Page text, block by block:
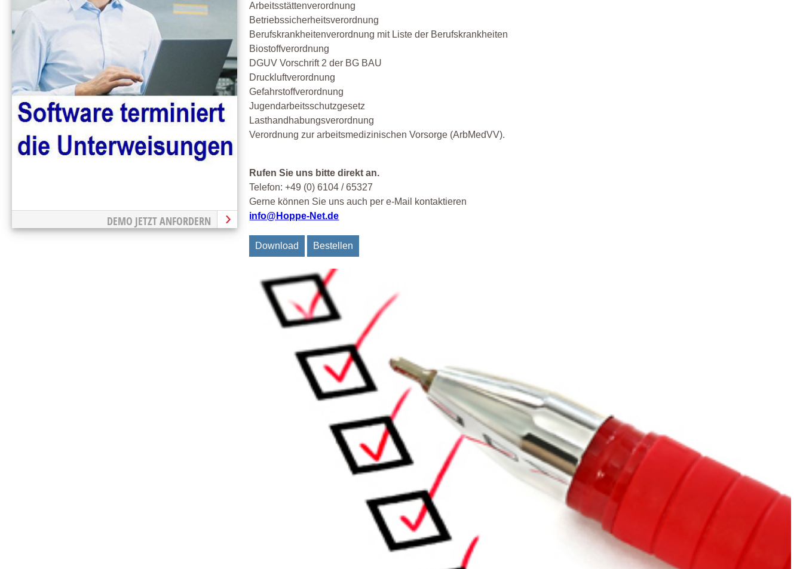
DEMO JETZT ANFORDERN
Arbeitsstättenverordnung
Betriebssicherheitsverordnung
Berufskrankheitenverordnung mit Liste der Berufskrankheiten
Biostoffverordnung
DGUV Vorschrift 2 der BG BAU
Druckluftverordnung
Gefahrstoffverordnung
Jugendarbeitsschutzgesetz
Lasthandhabungsverordnung
Verordnung zur arbeitsmedizinischen Vorsorge (ArbMedVV).
Rufen Sie uns bitte direkt an.
Telefon: +49 (0) 6104 / 65327
Gerne können Sie uns auch per e-Mail kontaktieren
info@Hoppe-Net.de
Download Bestellen